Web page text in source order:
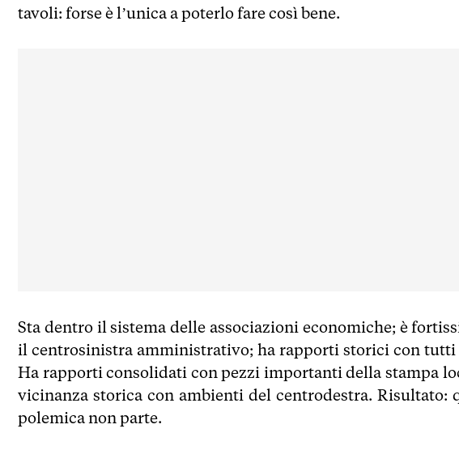
tavoli: forse è l’unica a poterlo fare così bene.
Sta dentro il sistema delle associazioni economiche; è
il centrosinistra amministrativo; ha rapporti storici con
Ha rapporti consolidati con pezzi importanti della stampa
vicinanza storica con ambienti del centrodestra. Risultato:
polemica non parte.